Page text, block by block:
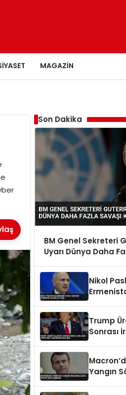
MAGAZIN
Son Dakika
BM Genel Sekreteri
Uyarı Dünya Daha
Nikol
Trump
Sonrası
Yangın